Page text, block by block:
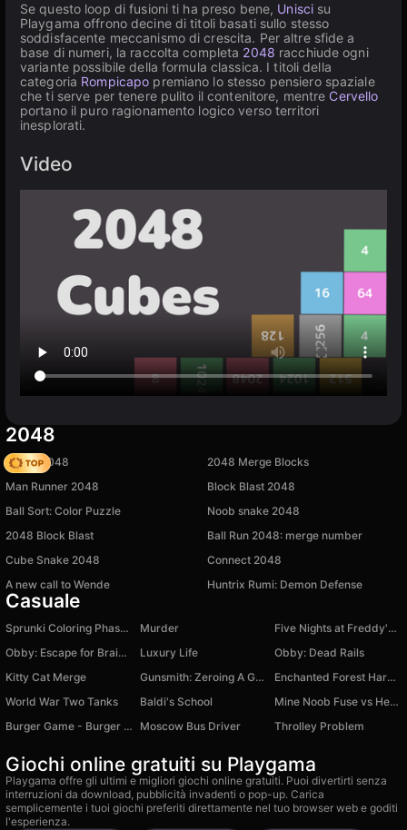
Se questo loop di fusioni ti ha preso bene, Unisci su
Playgama offrono decine di titoli basati sullo stesso
soddisfacente meccanismo di crescita. Per altre sfide a
base di numeri, la raccolta completa 2048 racchiude ogni
variante possibile della formula classica. I titoli della
categoria Rompicapo premiano lo stesso pensiero spaziale
che ti serve per tenere pulito il contenitore, mentre Cervello
portano il puro ragionamento logico verso territori
inesplorati.
Video
2048
Snake 2048
2048 Merge Blocks
Man Runner 2048
Block Blast 2048
Ball Sort: Color Puzzle
Noob snake 2048
2048 Block Blast
Ball Run 2048: merge number
Cube Snake 2048
Connect 2048
A new call to Wende
Huntrix Rumi: Demon Defense
Casuale
Sprunki Coloring Phase 1 Murder
Five Nights at Freddy's 3
Obby: Escape for Brainrots
Luxury Life
Obby: Dead Rails
Kitty Cat Merge
Gunsmith: Zeroing A Gun
Enchanted Forest Harvest
World War Two Tanks
Baldi's School
Mine Noob Fuse vs Herobrine Craft Block
Burger Game - Burger Shop
Moscow Bus Driver Throlley Problem
Giochi online gratuiti su Playgama
Playgama offre gli ultimi e migliori giochi online gratuiti. Puoi divertirti senza
interruzioni da download, pubblicità invadenti o pop-up. Carica
semplicemente i tuoi giochi preferiti direttamente nel tuo browser web e goditi
l'esperienza.